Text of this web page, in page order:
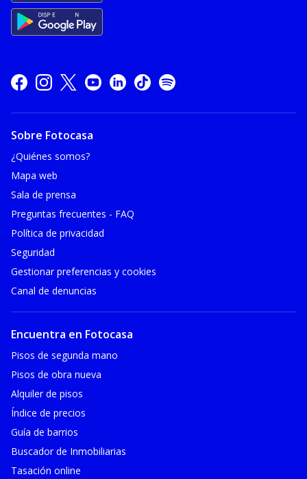
Sobre Fotocasa
¿Quiénes somos?
Mapa web
Sala de prensa
Preguntas frecuentes - FAQ
Política de privacidad
Seguridad
Gestionar preferencias y cookies
Canal de denuncias
Encuentra en Fotocasa
Pisos de segunda mano
Pisos de obra nueva
Alquiler de pisos
Índice de precios
Guía de barrios
Buscador de Inmobiliarias
Tasación online